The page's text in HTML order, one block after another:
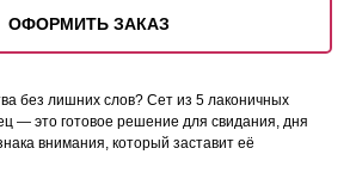
ОФОРМИТЬ ЗАКАЗ
без лишних слов? Сет из 5 лаконичных
— это готовое решение для свидания, дня
внимания, который заставит её